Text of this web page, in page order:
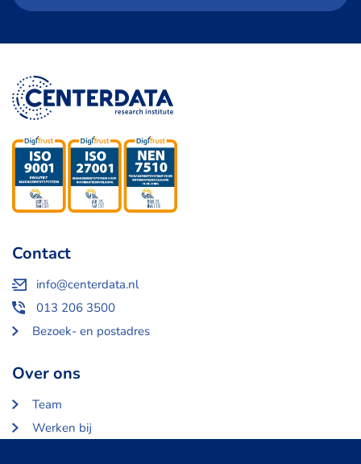
Contact
info@centerdata.nl
013 206 3500
Bezoek- en postadres
Over ons
Team
Werken bij